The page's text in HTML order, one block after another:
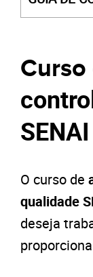
Curso
SENAI
O curso de
qualidade
deseja